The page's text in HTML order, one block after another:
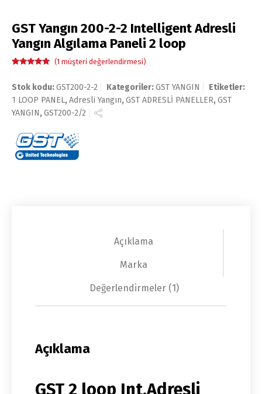
GST Yangın 200-2-2 Intelligent Adresli
Yangın Algılama Paneli 2 loop
dayanarak 5
5.00puan
(1 müşteri değerlendirmesi)
Stok kodu:GST200-2-2 Kategoriler:GST YANGIN
Etiketler:
1 LOOP PANEL,Adresli Yangın,GST ADRESLİ PANELLER,GST
YANGIN,GST200-2/2
Açıklama
Marka
Değerlendirmeler (1)
Açıklama
GST 2 loop Int.Adresli